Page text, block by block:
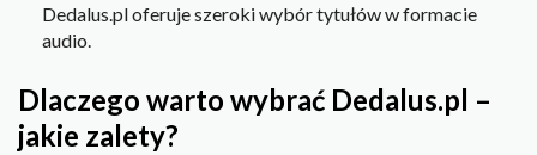
Dedalus.pl oferuje szeroki wybór tytułów w formacie
audio.
Dlaczego warto wybrać Dedalus.pl –
jakie zalety?